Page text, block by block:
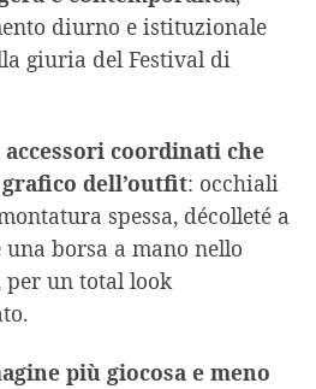
diurno e istituzionale
giuria del Festival di
accessori coordinati che
dell’outfit: occhiali
spessa, décolleté a
borsa a mano nello
per un total look
più giocosa e meno